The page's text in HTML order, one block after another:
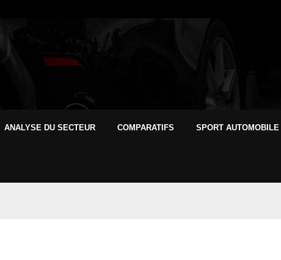
ANALYSE DU SECTEUR COMPARATIFS SPORT AUTOMOBILE